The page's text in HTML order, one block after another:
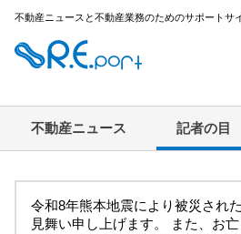
不動産ニュースと不動産業務のためのサポートサ
不動産ニュース 記者の目
令和8年熊本地震により被災され
見舞い申し上げます。 また、お